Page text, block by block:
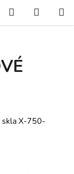
Hledat
KOŠÍK
skla X-750-